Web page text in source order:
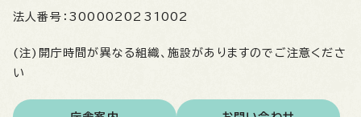
法人番号： 3000020231002
(注)開庁時間が異なる組織、施設がありますのでご注意くださ
い